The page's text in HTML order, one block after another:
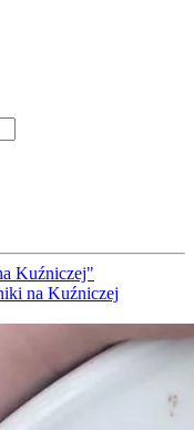
Kuźniczej"
na Kuźniczej